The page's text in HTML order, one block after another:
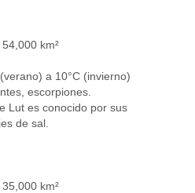
km²
a 10°C (invierno)
escorpiones.
Lut es conocido por sus
de sal.
km²